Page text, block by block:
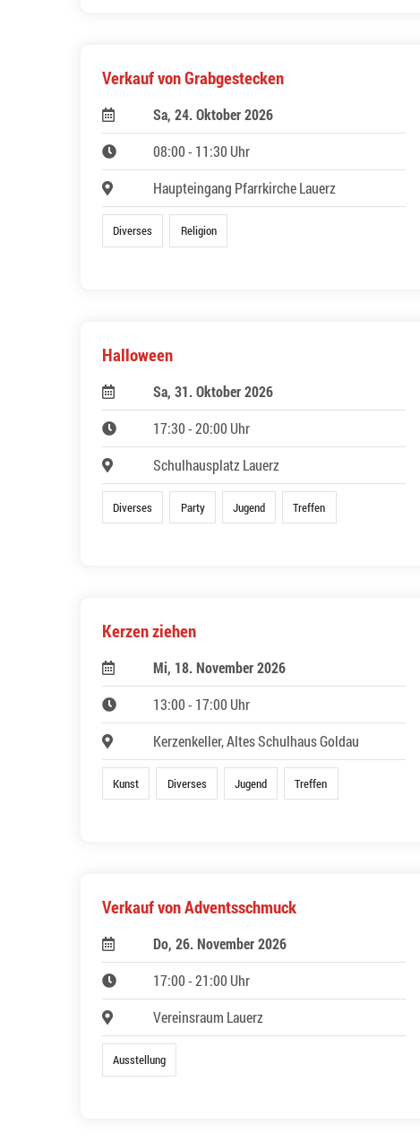
Verkauf von Grabgestecken
Sa, 24. Oktober 2026
08:00 - 11:30 Uhr
Haupteingang Pfarrkirche Lauerz
Diverses Religion
Halloween
Sa, 31. Oktober 2026
17:30 - 20:00 Uhr
Schulhausplatz Lauerz
Diverses Party Jugend Treffen
Kerzen ziehen
Mi, 18. November 2026
13:00 - 17:00 Uhr
Kerzenkeller, Altes Schulhaus Goldau
Kunst Diverses Jugend Treffen
Verkauf von Adventsschmuck
Do, 26. November 2026
17:00 - 21:00 Uhr
Vereinsraum Lauerz
Ausstellung